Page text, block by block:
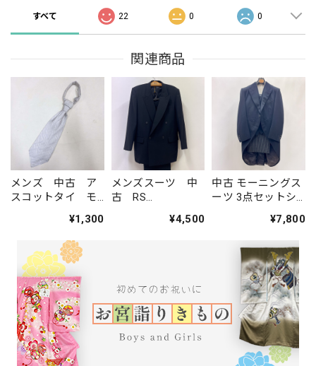
すべて 22 0 0
関連商品
メンズ 中古 ア
スコットタイ モ
マルスーツなど
に Fサイズ 結婚
式 撮影衣装
MensSuits028
¥1,300
メンズスーツ 中
古 RS
クフォーマル ダ
式 MensSuits076
¥4,500
中古 モーニングス
ーツ 3点セットシ
AB3 MensSuits167
¥7,800